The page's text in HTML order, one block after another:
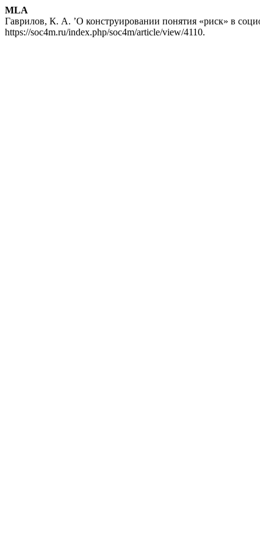
MLA
Гаврилов, К. А. ’О конструировании понятия «риск» в
https://soc4m.ru/index.php/soc4m/article/view/4110.